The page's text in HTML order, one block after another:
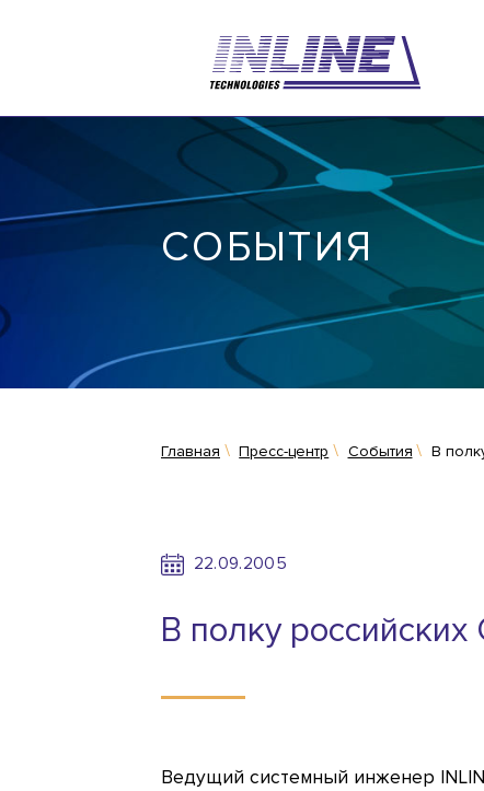
СОБЫТИЯ
Главная Пресс-центр События В
22.09.2005
В полку
Ведущий системный инженер